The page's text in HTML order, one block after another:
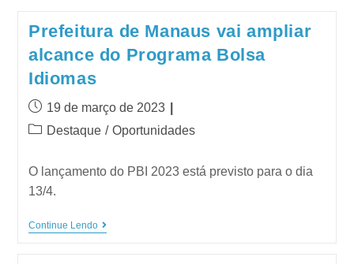
Prefeitura de Manaus vai ampliar
alcance do Programa Bolsa
Idiomas
19 de março de 2023
Destaque / Oportunidades
O lançamento do PBI 2023 está previsto para o dia
13/4.
Continue Lendo